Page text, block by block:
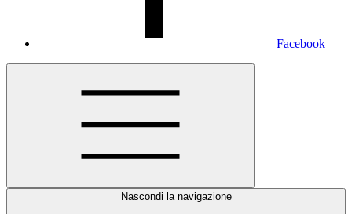
Facebook
Nascondi la navigazione